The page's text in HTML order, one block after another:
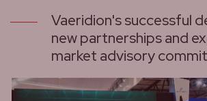
Vaeridion's successful
new partnerships and
market advisory